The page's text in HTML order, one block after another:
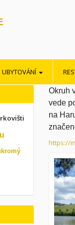
UBYTOVÁNÍ
Okruh
vede
na
https://